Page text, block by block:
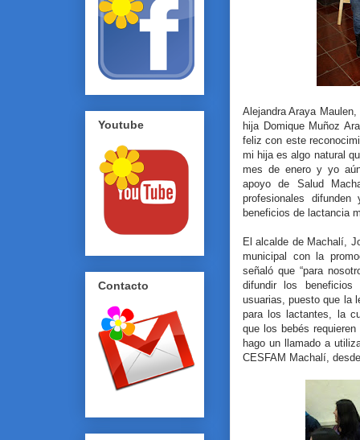
Alejandra Araya
hija Domique Muñoz
feliz con este
mi hija es algo natural
mes de enero y yo
apoyo de Salud
profesionales
beneficios de lactancia
El alcalde de Machalí,
municipal con la
señaló que “para
difundir los
usuarias, puesto que la
para los lactantes, la
que los bebés
hago un llamado a
CESFAM Machalí,
Youtube
Contacto